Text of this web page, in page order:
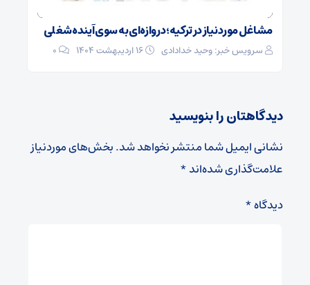
مشاغل مورد نیاز در ترکیه؛ دروازه‌ای به سوی آینده شغلی
سرویس خبر: وحید خدادادی 0
دیدگاهتان را بنویسید
نشانی ایمیل شما منتشر نخواهد شد.بخش‌های موردنیاز
علامت‌گذاری شده‌اند*
دیدگاه*